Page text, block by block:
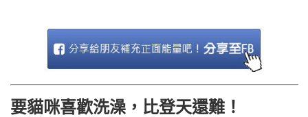
要貓咪喜歡洗澡，比登天還難！